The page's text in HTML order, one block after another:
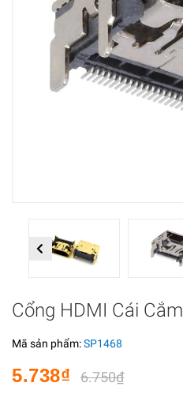
Previous
Cổng HDMI Cái
Mã sản phẩm:SP1468
5.738₫ 6.750₫